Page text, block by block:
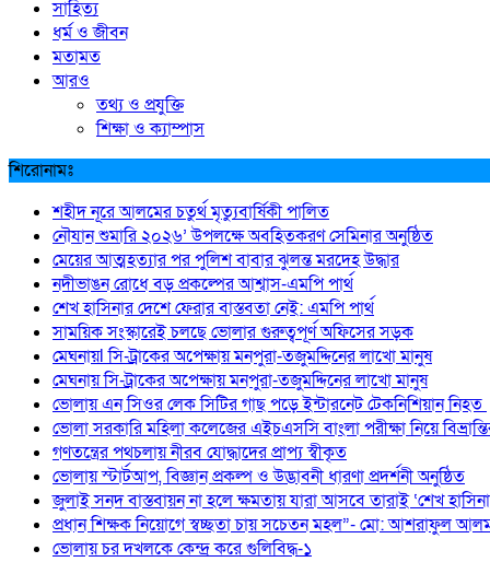
সাহিত্য
ধর্ম ও জীবন
মতামত
আরও
তথ্য ও প্রযুক্তি
শিক্ষা ও ক্যাম্পাস
শিরোনামঃ
শহীদ নূরে আলমের চতুর্থ মৃত্যুবার্ষিকী পালিত
নৌযান শুমারি ২০২৬’ উপলক্ষে অবহিতকরণ সেমিনার অনুষ্ঠিত
মেয়ের আত্মহত্যার পর পুলিশ বাবার ঝুলন্ত মরদেহ উদ্ধার
নদীভাঙন রোধে বড় প্রকল্পের আশ্বাস-এমপি পার্থ
শেখ হাসিনার দেশে ফেরার বাস্তবতা নেই: এমপি পার্থ
সাময়িক সংস্কারেই চলছে ভোলার গুরুত্বপূর্ণ অফিসের সড়ক
মেঘনায়l সি-ট্রাকের অপেক্ষায় মনপুরা-তজুমদ্দিনের লাখো মানুষ
মেঘনায় সি-ট্রাকের অপেক্ষায় মনপুরা-তজুমদ্দিনের লাখো মানুষ
ভোলায় এন সিওর লেক সিটির গাছ পড়ে ইন্টারনেট টেকনিশিয়ান নিহত
ভোলা সরকারি মহিলা কলেজের এইচএসসি বাংলা পরীক্ষা নিয়ে
গণতন্ত্রের পথচলায় নীরব যোদ্ধাদের প্রাপ্য স্বীকৃত
ভোলায় স্টার্টআপ, বিজ্ঞান প্রকল্প ও উদ্ভাবনী ধারণা প্রদর্শনী অনুষ্ঠিত
জুলাই সনদ বাস্তবায়ন না হলে ক্ষমতায় যারা আসবে তারাই ‘শেখ
প্রধান শিক্ষক নিয়োগে স্বচ্ছতা চায় সচেতন মহল”- মো: আশরাফুল
ভোলায় চর দখলকে কেন্দ্র করে গুলিবিদ্ধ-১